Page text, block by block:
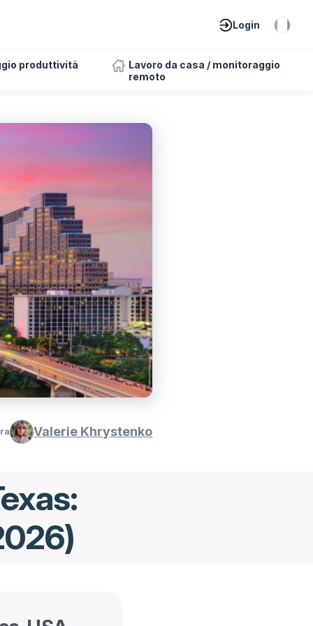
Login
produttività
Lavoro da casa / monitoraggio
remoto
Valerie Khrystenko